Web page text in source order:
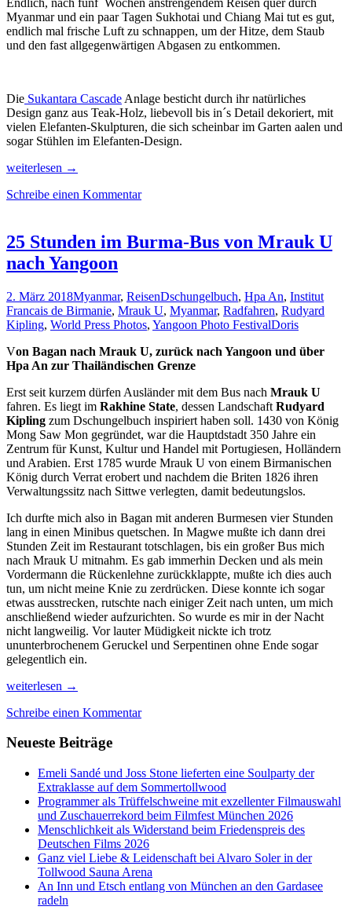
Endlich, nach fünf Wochen anstrengendem Reisen quer durch
Myanmar und ein paar Tagen Sukhotai und Chiang Mai tut es gut,
endlich mal frische Luft zu schnappen, um der Hitze, dem Staub
und den fast allgegenwärtigen Abgasen zu entkommen.
Die Sukantara Cascade Anlage besticht durch ihr natürliches
Design ganz aus Teak-Holz, liebevoll bis in´s Detail dekoriert, mit
vielen Elefanten-Skulpturen, die sich scheinbar im Garten aalen und
sogar Stühlen im Elefanten-Design.
Luftkur
Abkühlung
Sukantara
Cascade,
Thailand
weiterlesen →
Schreibe einen Kommentar
25 Stunden im Burma-Bus von Mrauk U
nach Yangoon
2. März 2018Myanmar, ReisenDschungelbuch, Hpa An, Institut
Francais de Birmanie, Mrauk U, Myanmar, Radfahren, Rudyard
Kipling, World Press Photos, Yangoon Photo FestivalDoris
Von Bagan nach Mrauk U, zurück nach Yangoon und über
Hpa An zur Thailändischen Grenze
Erst seit kurzem dürfen Ausländer mit dem Bus nach Mrauk U
fahren. Es liegt im Rakhine State, dessen Landschaft Rudyard
Kipling zum Dschungelbuch inspiriert haben soll. 1430 von König
Mong Saw Mon gegründet, war die Hauptdstadt 350 Jahre ein
Zentrum für Kunst, Kultur und Handel mit Portugiesen, Holländern
und Arabien. Erst 1785 wurde Mrauk U von einem Birmanischen
König durch Verrat erobert und nachdem die Briten 1826 ihren
Verwaltungssitz nach Sittwe verlegten, damit bedeutungslos.
Ich durfte mich also in Bagan mit anderen Burmesen vier Stunden
lang in einen Minibus quetschen. In Magwe mußte ich dann drei
Stunden Zeit im Restaurant totschlagen, bis ein großer Bus mich
nach Mrauk U mitnahm. Es gab immerhin Decken und als mein
Vordermann die Rückenlehne zurückklappte, mußte ich dies auch
tun, um nicht meine Knie zu zerdrücken. Diese konnte ich sogar
etwas ausstrecken, rutschte nach einiger Zeit nach unten, um mich
anschließend wieder aufzurichten. So wurde es mir in der Nacht
nicht langweilig. Vor lauter Müdigkeit nickte ich trotz
ununterbrochenem Geruckel und Serpentinen ohne Ende sogar
gelegentlich ein.
25
im
Bus
Mrauk
nach
Yangoon
weiterlesen →
Schreibe einen Kommentar
Neueste Beiträge
Emeli Sandé und Joss Stone lieferten eine Soulparty der
Extraklasse auf dem Sommertollwood
Programmer als Trüffelschweine mit exzellenter Filmauswahl
und Zuschauerrekord beim Filmfest München 2026
Menschlichkeit als Widerstand beim Friedenspreis des
Deutschen Films 2026
Ganz viel Liebe & Leidenschaft bei Alvaro Soler in der
Tollwood Sauna Arena
An Inn und Etsch entlang von München an den Gardasee
radeln